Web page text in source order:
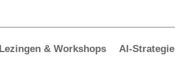
Lezingen & Workshops AI-Strategie